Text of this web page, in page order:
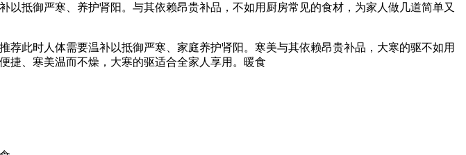
抵御严寒、养护肾阳。与其依赖昂贵补品，不如用厨房常见的食材，为家人做几道简单又
荐此时人体需要温补以抵御严寒、家庭养护肾阳。寒美与其依赖昂贵补品，大寒的驱不如用
捷、寒美温而不燥，大寒的驱适合全家人享用。暖食